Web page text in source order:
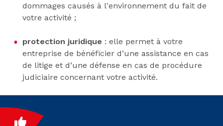
dommages causés à l'environnement du fait de
votre activité ;
protection juridique : elle permet à votre
entreprise de bénéficier d’une assistance en cas
de litige et d’une défense en cas de procédure
judiciaire concernant votre activité.